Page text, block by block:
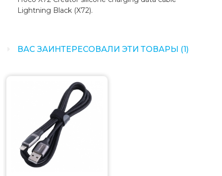
Lightning Black (X72).
ВАС ЗАИНТЕРЕСОВАЛИ ЭТИ ТОВАРЫ (1)